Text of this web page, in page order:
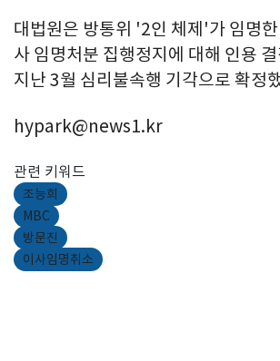
대법원은 방통위 '2인 체제'가 임명한
사 임명처분 집행정지에 대해 인용
지난 3월 심리불속행 기각으로 확정
hypark@news1.kr
관련 키워드
조능희
MBC
방문진
이사임명취소